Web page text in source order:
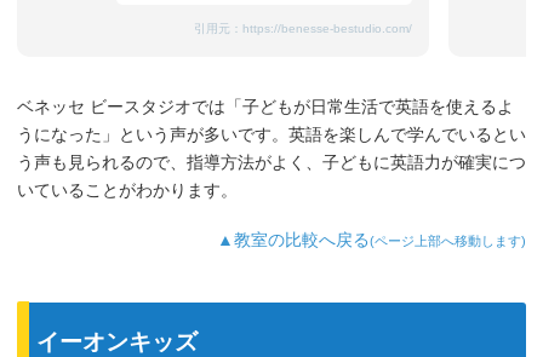
引用元： https://benesse-bestudio.com/
ベネッセ ビースタジオでは「子どもが日常生活で英語を使えるよ
うになった」という声が多いです。英語を楽しんで学んでいるとい
う声も見られるので、指導方法がよく、子どもに英語力が確実につ
いていることがわかります。
▲教室の比較へ戻る(ページ上部へ移動します)
イーオンキッズ